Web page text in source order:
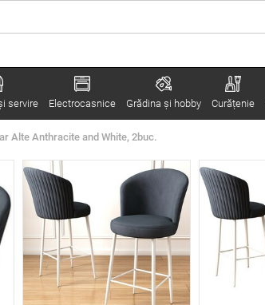
servire Electrocasnice Grădina şi hobby Curățenie
Alte Anthracite and White, 2buc.